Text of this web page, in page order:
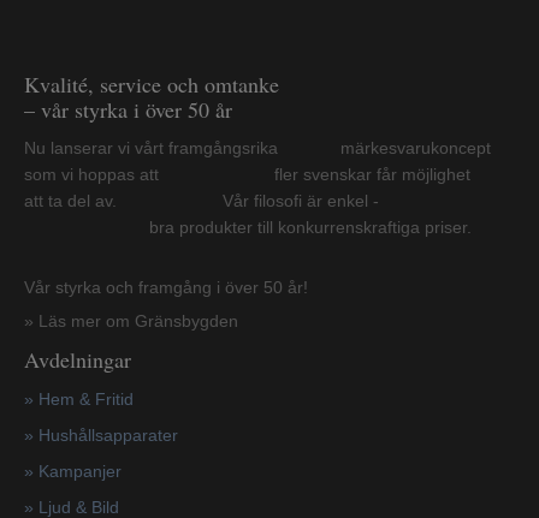
Kvalité, service och omtanke
– vår styrka i över 50 år
Nu lanserar vi vårt framgångsrika märkesvarukoncept
som vi hoppas att fler svenskar får möjlighet
att ta del av. Vår filosofi är enkel -
bra produkter till konkurrenskraftiga priser.
Vår styrka och framgång i över 50 år!
» Läs mer om Gränsbygden
Avdelningar
» Hem & Fritid
» Hushållsapparater
» Kampanjer
» Ljud & Bild